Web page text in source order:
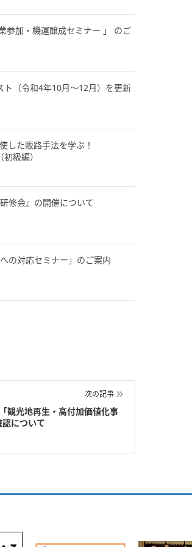
参加・機運醸成セミナー 」 のご
ト（令和4年10月～12月）を更新
した販路手法を学ぶ！
級編）
修会』の開催について
の対応セミナー」のご案内
次の記事
観光地再生・高付加価値化事
について